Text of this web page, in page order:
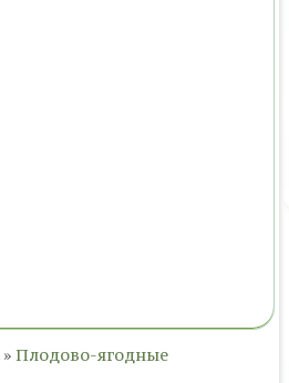
» Плодово-ягодные